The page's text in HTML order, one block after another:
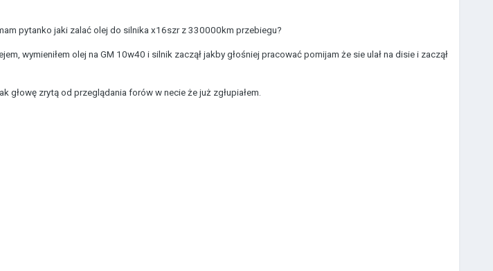
mam pytanko jaki zalać olej do silnika x16szr z 330000km przebiegu?
wymieniłem olej na GM 10w40 i silnik zaczął jakby głośniej pracować pomijam że sie ulał na disie i zaczął
głowę zrytą od przeglądania forów w necie że już zgłupiałem.